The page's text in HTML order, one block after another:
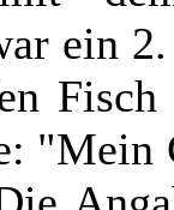
ein
"Mein